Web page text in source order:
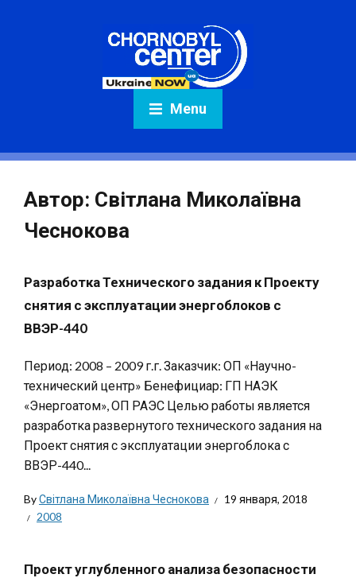
Menu
Автор: Світлана Миколаївна
Чеснокова
Разработка Технического задания к Проекту
снятия с эксплуатации энергоблоков с
ВВЭР-440
Период: 2008 – 2009 г.г. Заказчик: ОП «Научно-
технический центр» Бенефициар: ГП НАЭК
«Энергоатом», ОП РАЭС Целью работы является
разработка развернутого технического задания на
Проект снятия с эксплуатации энергоблока с
ВВЭР-440...
ByСвітлана Миколаївна Чеснокова
19 января, 2018
2008
Проект углубленного анализа безопасности